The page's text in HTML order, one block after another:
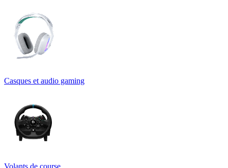
Casques et audio gaming
Volants de course